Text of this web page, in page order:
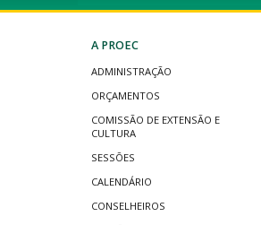
A PROEC
ADMINISTRAÇÃO
ORÇAMENTOS
COMISSÃO DE EXTENSÃO E
CULTURA
SESSÕES
CALENDÁRIO
CONSELHEIROS